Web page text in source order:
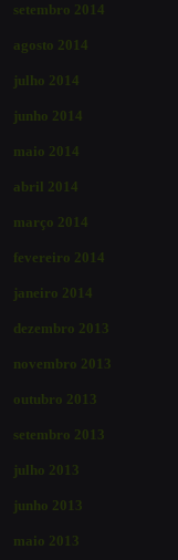
setembro 2014
agosto 2014
julho 2014
junho 2014
maio 2014
abril 2014
março 2014
fevereiro 2014
janeiro 2014
dezembro 2013
novembro 2013
outubro 2013
setembro 2013
julho 2013
junho 2013
maio 2013